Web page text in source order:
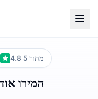
4.8 מתוך 5
המירו